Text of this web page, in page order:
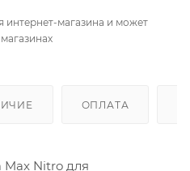
интернет-магазина и может
ОПЛАТА
Max Nitro для